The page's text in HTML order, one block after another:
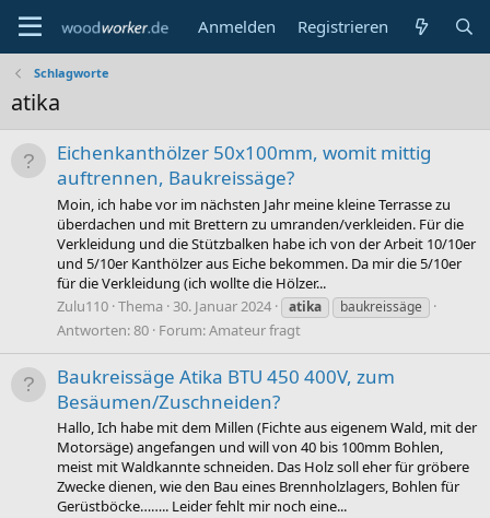
Anmelden Registrieren
Schlagworte
atika
Eichenkanthölzer 50x100mm, womit mittig
auftrennen, Baukreissäge?
Moin, ich habe vor im nächsten Jahr meine kleine Terrasse zu
überdachen und mit Brettern zu umranden/verkleiden. Für die
Verkleidung und die Stützbalken habe ich von der Arbeit 10/10er
und 5/10er Kanthölzer aus Eiche bekommen. Da mir die 5/10er
für die Verkleidung (ich wollte die Hölzer...
Zulu110 Thema 30. Januar 2024 atika baukreissäge
Antworten: 80 Forum:Amateur fragt
Baukreissäge Atika BTU 450 400V, zum
Besäumen/Zuschneiden?
Hallo, Ich habe mit dem Millen (Fichte aus eigenem Wald, mit der
Motorsäge) angefangen und will von 40 bis 100mm Bohlen,
meist mit Waldkannte schneiden. Das Holz soll eher für gröbere
Zwecke dienen, wie den Bau eines Brennholzlagers, Bohlen für
Gerüstböcke…….. Leider fehlt mir noch eine...